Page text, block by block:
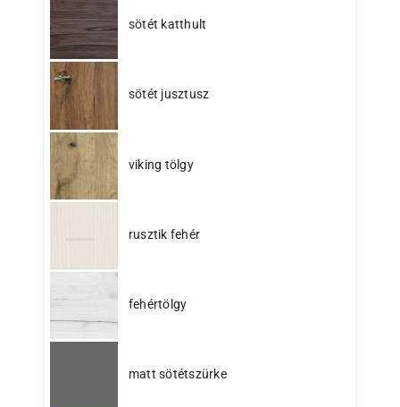
sötét katthult
sötét jusztusz
viking tölgy
rusztik fehér
fehértölgy
matt sötétszürke